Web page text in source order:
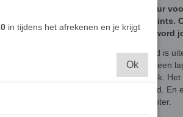
Blauw. Een uiterst geschikte kleur
Pokemon gerelateerde 3D prints.
unieke PLA met kleurverloop. Wat word
PLA Regenboog filament van Gembird is
Het Polylatic Acid (PLA) heeft een
is Gembird PLA milieuvriendelijk.
temperatuur waardoor u stroom bespaard. En
van af tijdens het gebruik in uw 3D printer.
in tijdens het afrekenen en je krijgt
Ok